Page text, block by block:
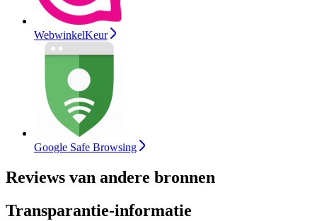
WebwinkelKeur
Google Safe Browsing
Reviews van andere bronnen
Transparantie-informatie